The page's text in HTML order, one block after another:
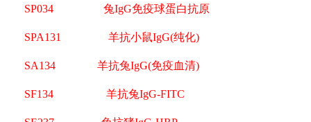
SP034 兔IgG免疫球蛋白抗原
SPA131 羊抗小鼠IgG(纯化)
SA134 羊抗兔IgG(免疫血清)
SF134 羊抗兔IgG-FITC